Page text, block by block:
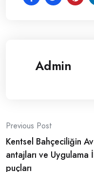
Admin
Post
navigation
Previous Post
Kentsel Bahçeciliğin Av
antajları ve Uygulama İ
puçları